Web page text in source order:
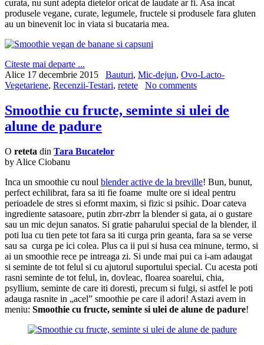
curata, nu sunt adepta dietelor oricat de laudate ar fi. Asa incat
produsele vegane, curate, legumele, fructele si produsele fara gluten
au un binevenit loc in viata si bucataria mea.
Citeste mai departe ...
Alice 17 decembrie 2015 Bauturi, Mic-dejun, Ovo-Lacto-
Vegetariene, Recenzii-Testari, retete No comments
Smoothie cu fructe, seminte si ulei de
alune de padure
O reteta din Tara Bucatelor
by Alice Ciobanu
Inca un smoothie cu noul blender active de la breville! Bun, bunut,
perfect echilibrat, fara sa iti fie foame multe ore si ideal pentru
perioadele de stres si eformt maxim, si fizic si psihic. Doar cateva
ingrediente satasoare, putin zbrr-zbrr la blender si gata, ai o gustare
sau un mic dejun sanatos. Si gratie paharului special de la blender, il
poti lua cu tien pete tot fara sa iti curga prin geanta, fara sa se verse
sau sa curga pe ici colea. Plus ca ii pui si husa cea minune, termo, si
ai un smoothie rece pe intreaga zi. Si unde mai pui ca i-am adaugat
si seminte de tot felul si cu ajutorul suportului special. Cu acesta poti
rasni seminte de tot felul, in, dovleac, floarea soarelui, chia,
psyllium, seminte de care iti doresti, precum si fulgi, si astfel le poti
adauga rasnite in „acel” smoothie pe care il adori! Astazi avem in
meniu: Smoothie cu fructe, seminte si ulei de alune de padure!